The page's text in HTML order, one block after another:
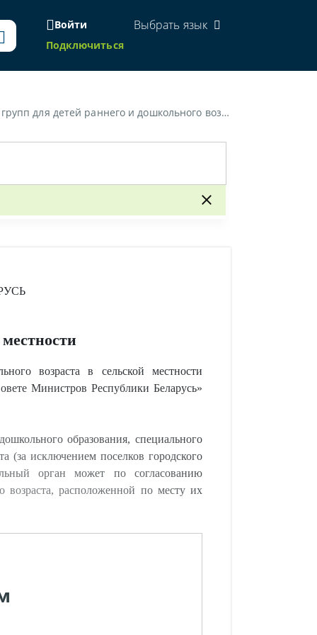
Войти
Подключиться
Выбрать язык
и дошкольного возраста в сельской местности»
возраста в сельской местности
Министров Республики Беларусь»
образования, специального
(за исключением поселков городского
орган может по согласованию
возраста, расположенной по месту их